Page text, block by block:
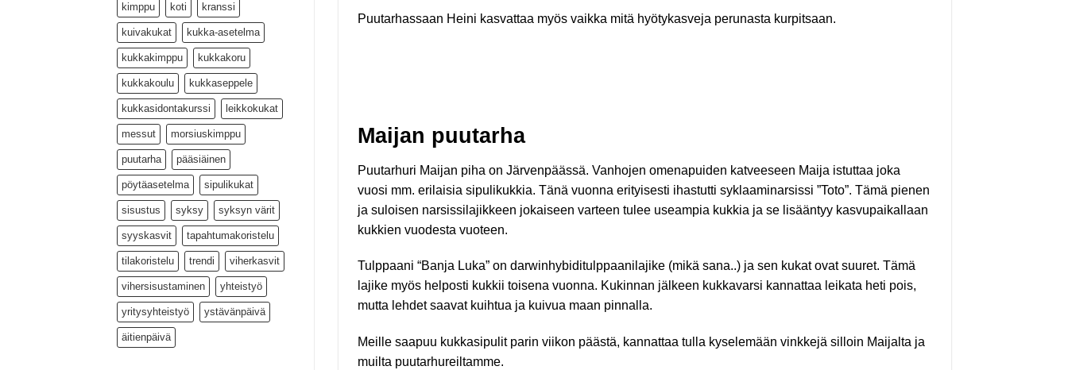
kimppu koti kranssi
kuivakukat kukka-asetelma
kukkakimppu kukkakoru
kukkakoulu kukkaseppele
kukkasidontakurssi leikkokukat
messut morsiuskimppu
puutarha pääsiäinen
pöytäasetelma sipulikukat
sisustus syksy syksyn värit
syyskasvit tapahtumakoristelu
tilakoristelu trendi viherkasvit
vihersisustaminen yhteistyö
yritysyhteistyö ystävänpäivä
äitienpäivä
Puutarhassaan Heini kasvattaa myös vaikka mitä hyötykasveja perunasta kurpitsaan.
Maijan puutarha
Puutarhuri Maijan piha on Järvenpäässä. Vanhojen omenapuiden katveeseen Maija istuttaa joka
vuosi mm. erilaisia sipulikukkia. Tänä vuonna erityisesti ihastutti syklaaminarsissi ”Toto”. Tämä pienen
ja suloisen narsissilajikkeen jokaiseen varteen tulee useampia kukkia ja se lisääntyy kasvupaikallaan
kukkien vuodesta vuoteen.
Tulppaani “Banja Luka” on darwinhybiditulppaanilajike (mikä sana..) ja sen kukat ovat suuret. Tämä
lajike myös helposti kukkii toisena vuonna. Kukinnan jälkeen kukkavarsi kannattaa leikata heti pois,
mutta lehdet saavat kuihtua ja kuivua maan pinnalla.
Meille saapuu kukkasipulit parin viikon päästä, kannattaa tulla kyselemään vinkkejä silloin Maijalta ja
muilta puutarhureiltamme.